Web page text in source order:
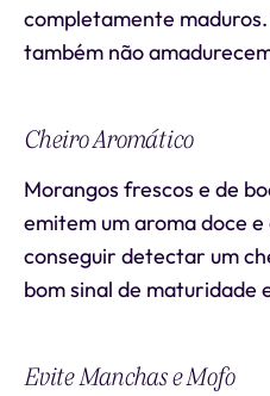
completamente
também não
Cheiro Aromático
Morangos frescos e de
emitem um aroma doce
conseguir detectar um
bom sinal de maturidade
Evite Manchas e Mofo